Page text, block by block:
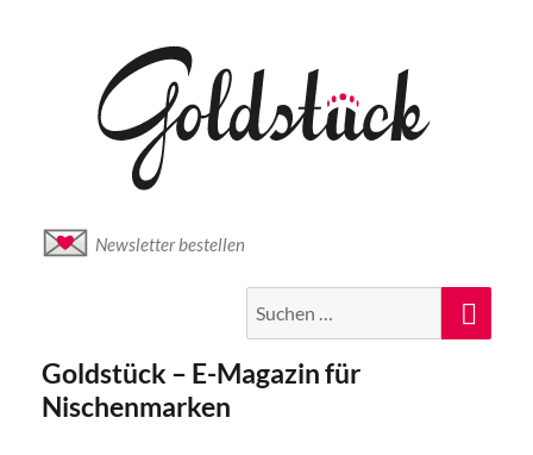
Newsletter bestellen
nach:
Goldstück – E-Magazin für
Nischenmarken